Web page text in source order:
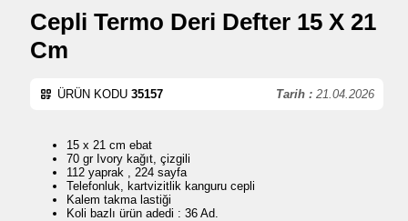
Cepli Termo Deri Defter 15 X 21
Cm
Tarih : 21.04.2026
ÜRÜN KODU 35157
15 x 21 cm ebat
70 gr Ivory kağıt, çizgili
112 yaprak , 224 sayfa
Telefonluk, kartvizitlik kanguru cepli
Kalem takma lastiği
Koli bazlı ürün adedi : 36 Ad.